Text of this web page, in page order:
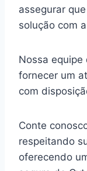
assegurar
solução com
Nossa
fornecer um
com
Conte
respeitando
oferecendo